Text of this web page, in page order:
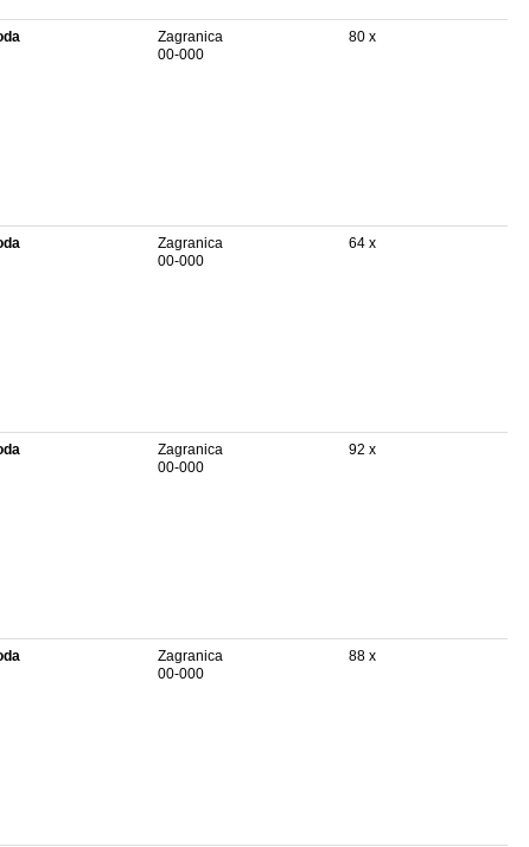
Zagranica
00-000
80 x
Zagranica
00-000
64 x
Zagranica
00-000
92 x
Zagranica
00-000
88 x